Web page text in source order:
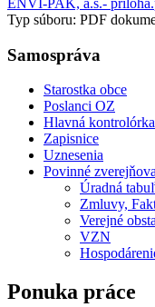
Typ súboru: PDF
Samospráva
Starostka obce
Poslanci OZ
Hlavná kontrolórka
Zapisnice
Uznesenia
Povinné
Úradná
Zmluvy,
Verejné
VZN
Ponuka práce